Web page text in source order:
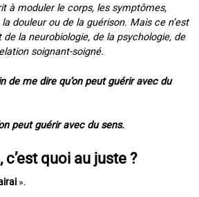
à moduler le corps, les symptômes,
douleur ou de la guérison. Mais ce n’est
de la neurobiologie, de la psychologie, de
soignant-soigné.
de me dire qu’on peut guérir avec du
peut guérir avec du sens.
c’est quoi au juste ?
».